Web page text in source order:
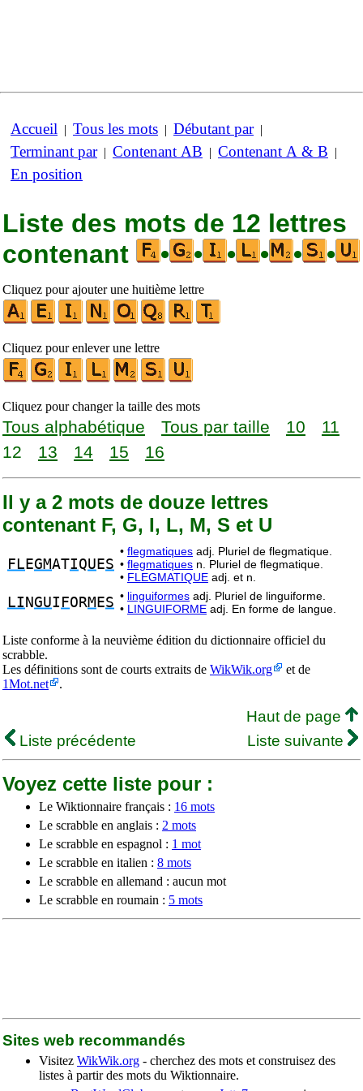
Accueil | Tous les mots | Débutant par|
Terminant par| Contenant AB | Contenant A & B |
En position
Liste des mots de 12 lettres
contenant
• • • • • •
Cliquez pour ajouter une huitième lettre
Cliquez pour enlever une lettre
Cliquez pour changer la taille des mots
Tous alphabétique Tous par taille 10
11
12
13 14 15 16
Il y a 2 mots de douze lettres
contenant F, G, I, L, M, S et U
FL EGMATIQU ES
• flegmatiques adj. Pluriel de flegmatique.
• flegmatiques n. Pluriel de flegmatique.
• FLEGMATIQUE adj. et n.
LI NGUI FORM ES • linguiformes adj. Pluriel de linguiforme.
• LINGUIFORME adj. En forme de langue.
Liste conforme à la neuvième édition du dictionnaire officiel du
scrabble.
Les définitions sont de courts extraits de WikWik.org
et de
1Mot.net
.
Haut de page
Liste précédente
Liste suivante
Voyez cette liste pour :
Le Wiktionnaire français : 16 mots
Le scrabble en anglais : 2 mots
Le scrabble en espagnol : 1 mot
Le scrabble en italien : 8 mots
Le scrabble en allemand : aucun mot
Le scrabble en roumain : 5 mots
Sites web recommandés
Visitez WikWik.org - cherchez des mots et construisez des
listes à partir des mots du Wiktionnaire.